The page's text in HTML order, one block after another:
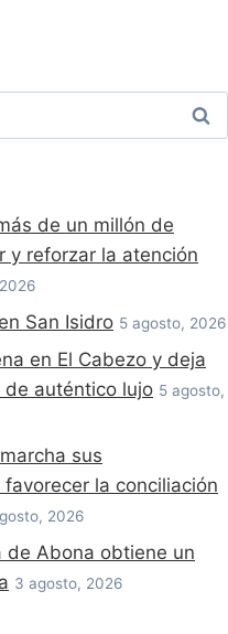
de un millón de
y reforzar la atención
San Isidro 5 agosto, 2026
en El Cabezo y deja
auténtico lujo 5 agosto,
sus
la conciliación
2026
de Abona obtiene un
3 agosto, 2026